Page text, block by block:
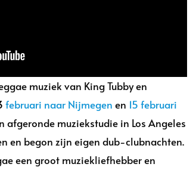
muziek van King Tubby en
februari naar Nijmegen en 15 februari
afgeronde muziekstudie in Los Angeles
en begon zijn eigen dub-clubnachten.
een groot muziekliefhebber en